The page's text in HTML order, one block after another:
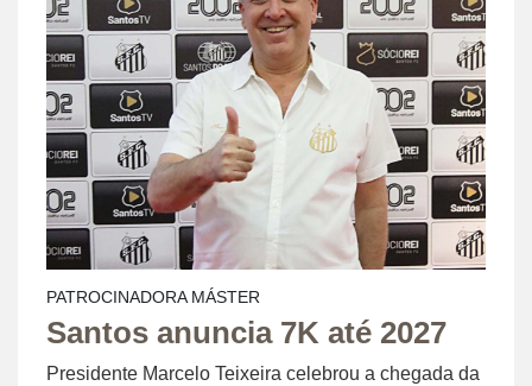
PATROCINADORA MÁSTER
Santos anuncia 7K até 2027
Presidente Marcelo Teixeira celebrou a chegada da